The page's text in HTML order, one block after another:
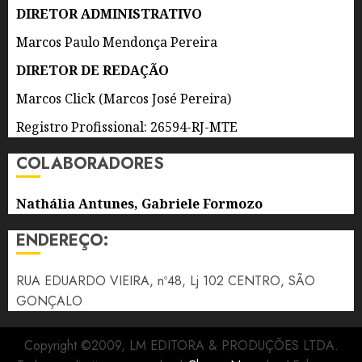
AGOSTO
DE 2026
0
DIRETOR ADMINISTRATIVO
Marcos Paulo Mendonça Pereira
DIRETOR DE REDAÇÃO
Marcos Click (Marcos José Pereira)
Registro Profissional: 26594-RJ-MTE
COLABORADORES
Nathália Antunes, Gabriele Formozo
ENDEREÇO:
RUA EDUARDO VIEIRA, nº48, Lj 102 CENTRO, SÃO
GONÇALO
Copyright ©2009, LM EDITORA & PRODUÇÕES LTDA.